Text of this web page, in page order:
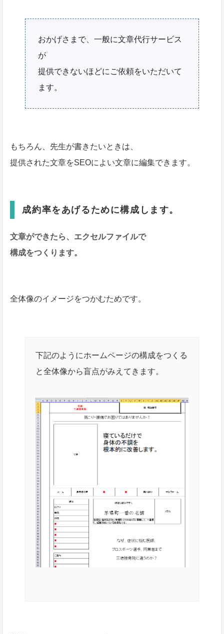
おかげさまで、一般に文章代行サービス
が
提供できないほどにご依頼をいただいて
ます。
もちろん、先生が書きたいときは、
提供された文章をSEOによい文章に編集できます。
成約率をあげるために構成します。
文章ができたら、エクセルファイルで
構成をつくります。
全体像のイメージをつかむためです。
下記のようにホームページの構成をつくる
と全体像から盲点がみえてきます。